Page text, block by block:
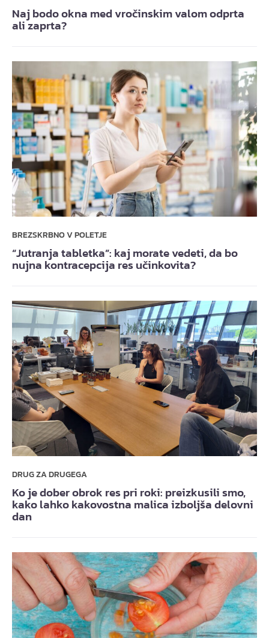
Naj bodo okna med vročinskim valom odprta
ali zaprta?
BREZSKRBNO V POLETJE
“Jutranja tabletka”: kaj morate vedeti, da bo
nujna kontracepcija res učinkovita?
DRUG ZA DRUGEGA
Ko je dober obrok res pri roki: preizkusili smo,
kako lahko kakovostna malica izboljša delovni
dan